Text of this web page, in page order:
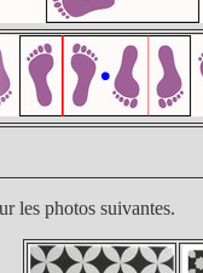
les photos suivantes.